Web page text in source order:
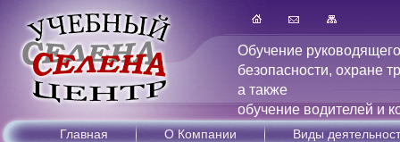
Обучение
безопасности, охране
а также
обучение водителей и
Главная О Компании Виды